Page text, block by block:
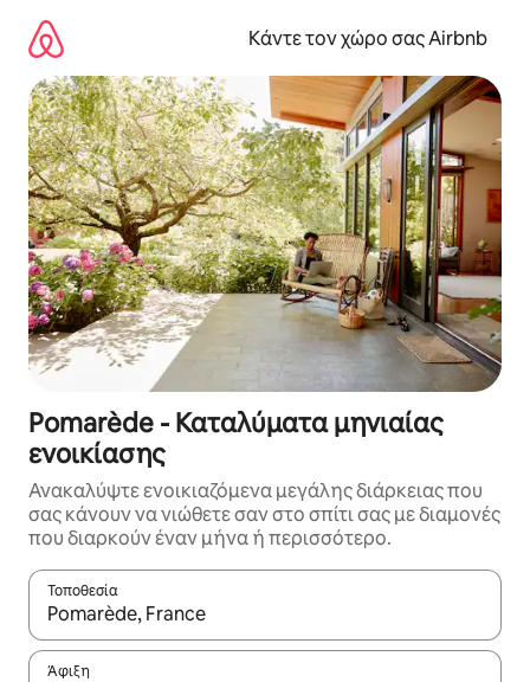
περιεχόμενο
Κάντε τον χώρο σας Airbnb
Pomarède - Καταλύματα μηνιαίας
ενοικίασης
Ανακαλύψτε ενοικιαζόμενα μεγάλης διάρκειας που
σας κάνουν να νιώθετε σαν στο σπίτι σας με διαμονές
που διαρκούν έναν μήνα ή περισσότερο.
Τοποθεσία
Όταν τα αποτελέσματα είναι διαθέσιμα, μπορείτε να
Άφιξη